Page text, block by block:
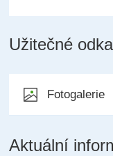
Užitečné
Fotogalerie
Aktuální